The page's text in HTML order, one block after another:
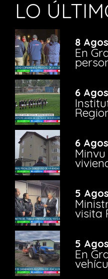
LO
8
En
6
6
5
visita
5
En